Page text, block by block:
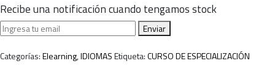
Recibe una notificación cuando tengamos stock
Enviar
Categorías:Elearning,IDIOMASEtiqueta:CURSO DE ESPECIALIZACIÓN